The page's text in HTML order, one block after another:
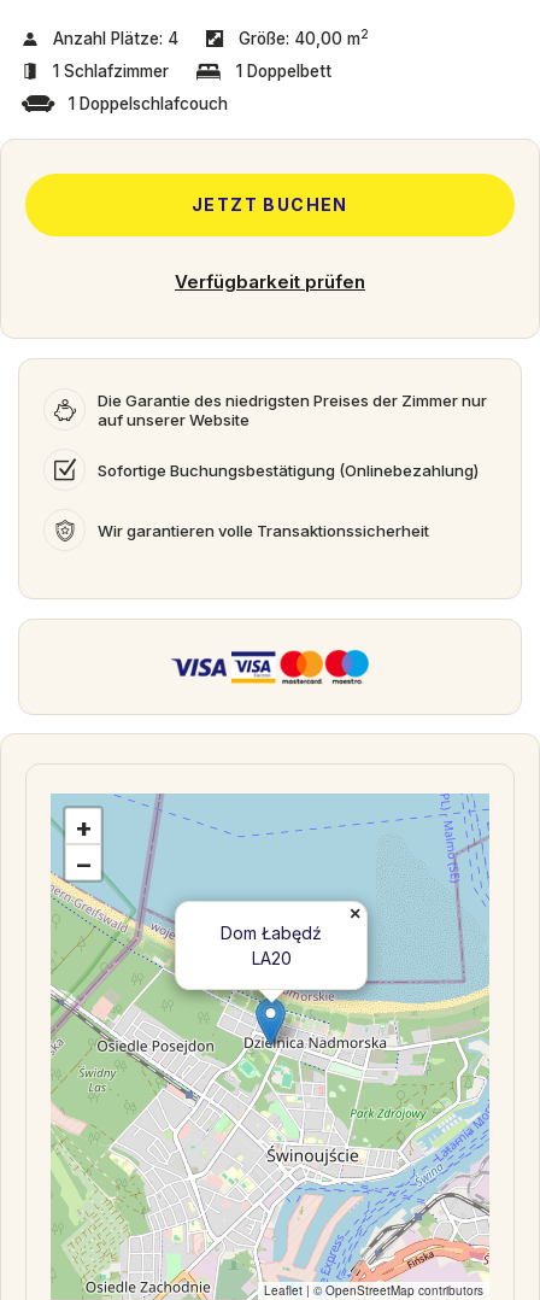
Anzahl Plätze: 4 Größe: 40,00 m2
1 Schlafzimmer
1 Doppelbett
1 Doppelschlafcouch
JETZT BUCHEN
Verfügbarkeit prüfen
Die Garantie des niedrigsten Preises der Zimmer nur
auf unserer Website
Sofortige Buchungsbestätigung (Onlinebezahlung)
Wir garantieren volle Transaktionssicherheit
Dom Łabędź
LA20
×
+
−
Leaflet | ©OpenStreetMap contributors